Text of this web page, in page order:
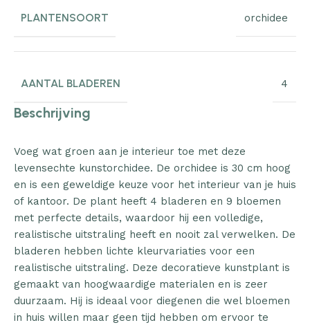
PLANTENSOORT orchidee
AANTAL BLADEREN 4
Beschrijving
Voeg wat groen aan je interieur toe met deze
levensechte kunstorchidee. De orchidee is 30 cm hoog
en is een geweldige keuze voor het interieur van je huis
of kantoor. De plant heeft 4 bladeren en 9 bloemen
met perfecte details, waardoor hij een volledige,
realistische uitstraling heeft en nooit zal verwelken. De
bladeren hebben lichte kleurvariaties voor een
realistische uitstraling. Deze decoratieve kunstplant is
gemaakt van hoogwaardige materialen en is zeer
duurzaam. Hij is ideaal voor diegenen die wel bloemen
in huis willen maar geen tijd hebben om ervoor te